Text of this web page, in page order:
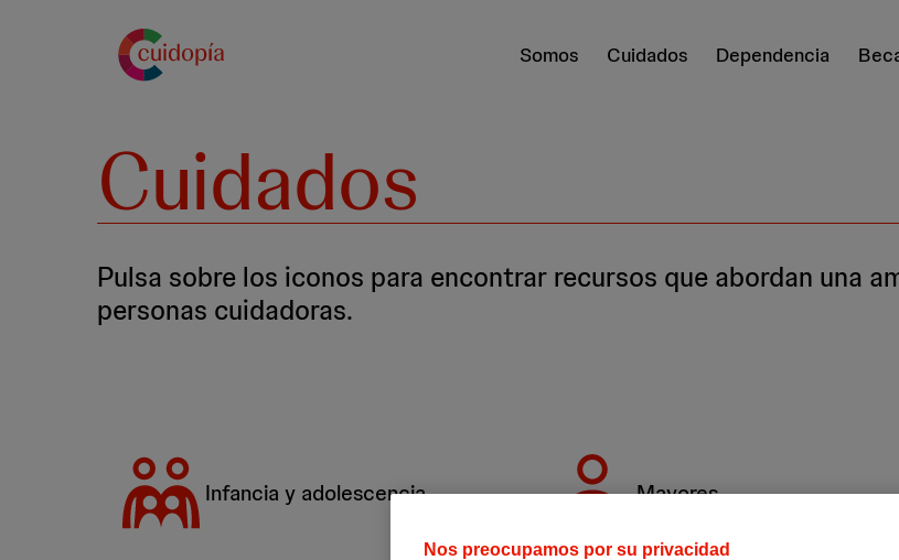
Somos Cuidados Dependencia
Cuidados
Pulsa sobre los iconos para encontrar recursos que abordan una
personas cuidadoras.
Infancia y adolescencia Mayores
Nos preocupamos por su privacidad